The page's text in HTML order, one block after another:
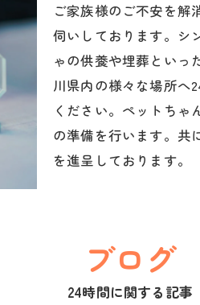
ご家族様のご不安を解
伺いしております。シ
ゃの供養や埋葬といっ
川県内の様々な場所へ
ください。ペットちゃ
の準備を行います。共
を進呈しております。
ブログ
24時間に関する記事